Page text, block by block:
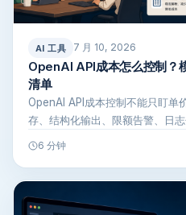
AI 工具 7 月 10, 2026
OpenAI API成本怎么控制？
清单
OpenAI API成本控制不能只盯单
存、结构化输出、限额告警、日
6 分钟